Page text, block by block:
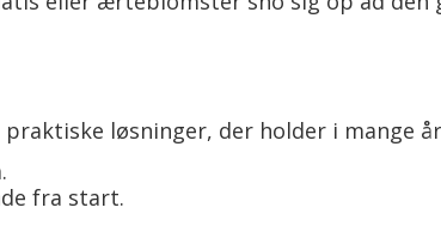
løsninger, der holder i mange
fra start.